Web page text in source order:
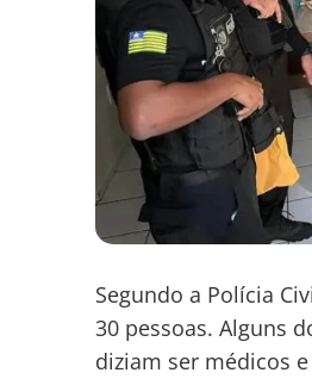
Segundo a Polícia
30 pessoas. Alguns
diziam ser médicos